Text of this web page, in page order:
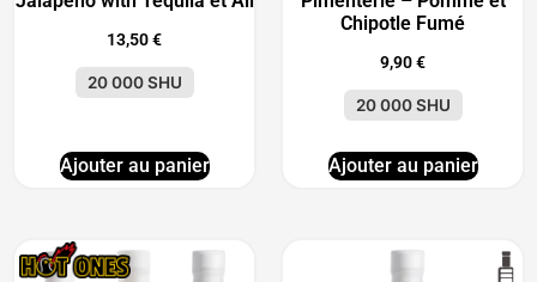
13,50€
20 000 SHU
Ajouter au panier
Chipotle Fumé
9,90€
20 000 SHU
Ajouter au panier